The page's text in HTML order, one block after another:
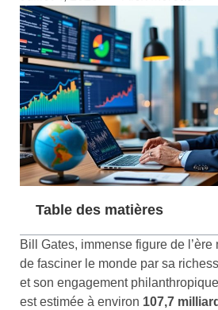
Table des matières
Bill Gates, immense figure de
de fasciner le monde par sa
et son engagement
est estimée à environ 107,7